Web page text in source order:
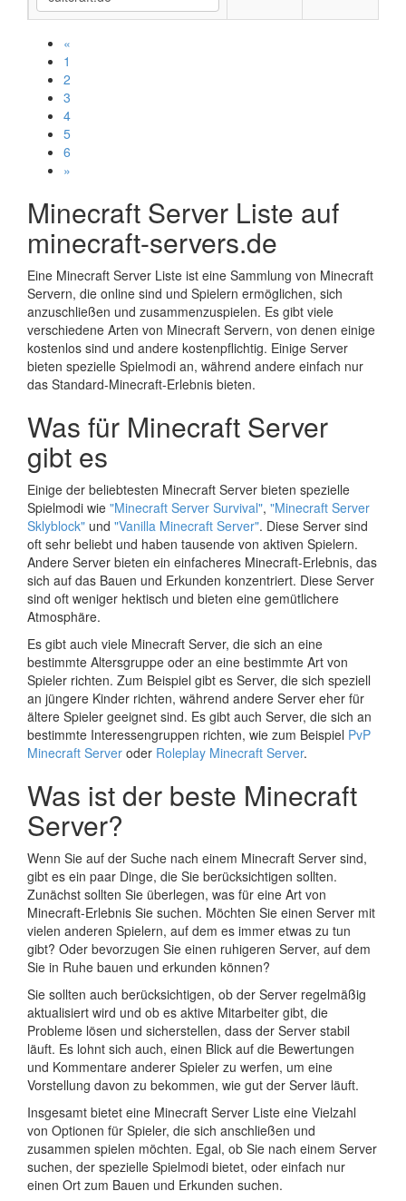
«
1
2
3
4
5
6
»
Minecraft Server Liste auf
minecraft-servers.de
Eine Minecraft Server Liste ist eine Sammlung von Minecraft
Servern, die online sind und Spielern ermöglichen, sich
anzuschließen und zusammenzuspielen. Es gibt viele
verschiedene Arten von Minecraft Servern, von denen einige
kostenlos sind und andere kostenpflichtig. Einige Server
bieten spezielle Spielmodi an, während andere einfach nur
das Standard-Minecraft-Erlebnis bieten.
Was für Minecraft Server
gibt es
Einige der beliebtesten Minecraft Server bieten spezielle
Spielmodi wie "Minecraft Server Survival", "Minecraft Server
Sklyblock" und "Vanilla Minecraft Server". Diese Server sind
oft sehr beliebt und haben tausende von aktiven Spielern.
Andere Server bieten ein einfacheres Minecraft-Erlebnis, das
sich auf das Bauen und Erkunden konzentriert. Diese Server
sind oft weniger hektisch und bieten eine gemütlichere
Atmosphäre.
Es gibt auch viele Minecraft Server, die sich an eine
bestimmte Altersgruppe oder an eine bestimmte Art von
Spieler richten. Zum Beispiel gibt es Server, die sich speziell
an jüngere Kinder richten, während andere Server eher für
ältere Spieler geeignet sind. Es gibt auch Server, die sich an
bestimmte Interessengruppen richten, wie zum Beispiel PvP
Minecraft Server oder Roleplay Minecraft Server.
Was ist der beste Minecraft
Server?
Wenn Sie auf der Suche nach einem Minecraft Server sind,
gibt es ein paar Dinge, die Sie berücksichtigen sollten.
Zunächst sollten Sie überlegen, was für eine Art von
Minecraft-Erlebnis Sie suchen. Möchten Sie einen Server mit
vielen anderen Spielern, auf dem es immer etwas zu tun
gibt? Oder bevorzugen Sie einen ruhigeren Server, auf dem
Sie in Ruhe bauen und erkunden können?
Sie sollten auch berücksichtigen, ob der Server regelmäßig
aktualisiert wird und ob es aktive Mitarbeiter gibt, die
Probleme lösen und sicherstellen, dass der Server stabil
läuft. Es lohnt sich auch, einen Blick auf die Bewertungen
und Kommentare anderer Spieler zu werfen, um eine
Vorstellung davon zu bekommen, wie gut der Server läuft.
Insgesamt bietet eine Minecraft Server Liste eine Vielzahl
von Optionen für Spieler, die sich anschließen und
zusammen spielen möchten. Egal, ob Sie nach einem Server
suchen, der spezielle Spielmodi bietet, oder einfach nur
einen Ort zum Bauen und Erkunden suchen.